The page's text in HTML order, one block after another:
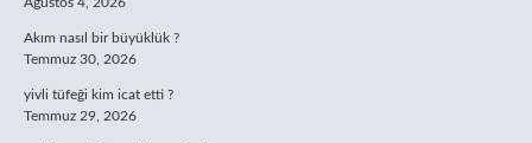
Akım nasıl bir büyüklük ?
Temmuz 30, 2026
yivli tüfeği kim icat etti ?
Temmuz 29, 2026